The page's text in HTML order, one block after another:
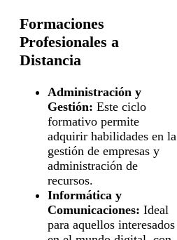
Formaciones
Profesionales a
Distancia
Administración y
Gestión: Este ciclo
formativo permite
adquirir habilidades en la
gestión de empresas y
administración de
recursos.
Informática y
Comunicaciones: Ideal
para aquellos interesados